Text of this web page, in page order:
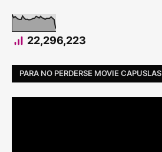
22,296,223
PARA NO PERDERSE MOVIE CAPUSLAS